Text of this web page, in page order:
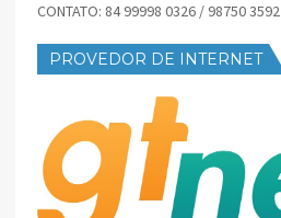
CONTATO: 84 99998 0326 / 98750 3592
PROVEDOR DE INTERNET